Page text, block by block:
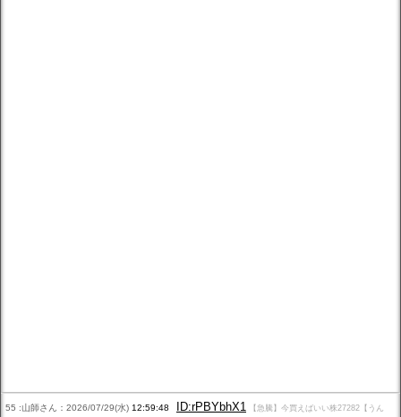
55 :山師さん：2026/07/29(水) 12:59:48 ID:rPBYbhX1
【急騰】今買えばいい株27282【うん